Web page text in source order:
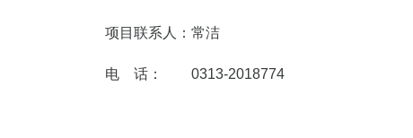
项目联系人：常洁
电 话： 0313-2018774